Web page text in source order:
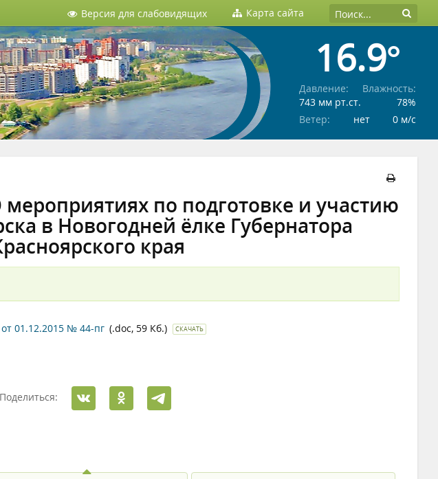
Версия для слабовидящих Карта сайта
16.9°
Давление:
743 мм рт.ст.
Влажность:
78%
Ветер:
нет 0 м/c
по подготовке и участию
в Новогодней ёлке Губернатора
края
01.12.2015 № 44-пг (.doc, 59 Кб.) СКАЧАТЬ
Поделиться: